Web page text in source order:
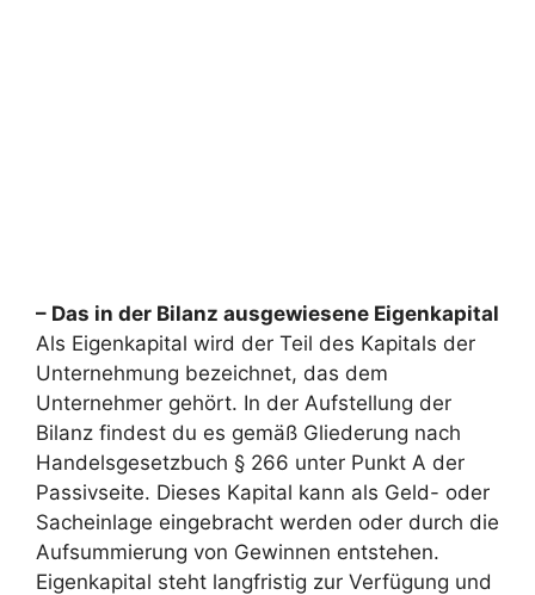
– Das in der Bilanz ausgewiesene Eigenkapital
Als Eigenkapital wird der Teil des Kapitals der
Unternehmung bezeichnet, das dem
Unternehmer gehört. In der Aufstellung der
Bilanz findest du es gemäß Gliederung nach
Handelsgesetzbuch § 266 unter Punkt A der
Passivseite. Dieses Kapital kann als Geld- oder
Sacheinlage eingebracht werden oder durch die
Aufsummierung von Gewinnen entstehen.
Eigenkapital steht langfristig zur Verfügung und